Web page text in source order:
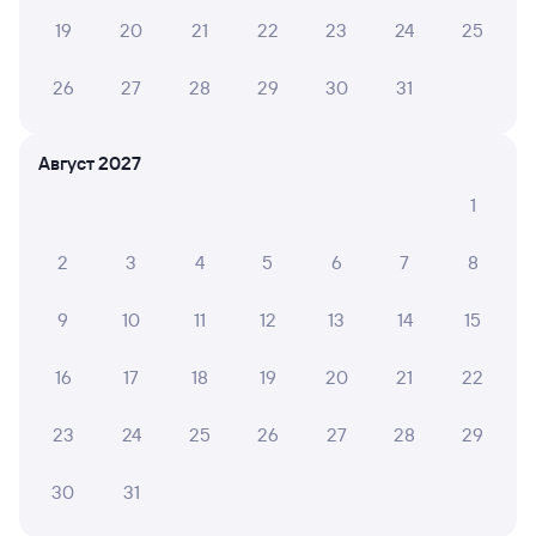
19 20 21 22 23 24 25
26 27 28 29 30 31
Август 2027
1
2 3 4 5 6 7 8
9 10 11 12 13 14 15
16 17 18 19 20 21 22
23 24 25 26 27 28 29
30 31